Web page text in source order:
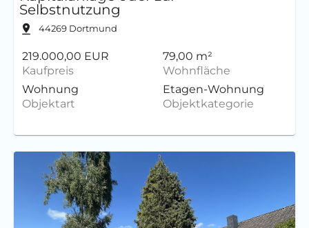
Selbstnutzung
44269 Dortmund
219.000,00 EUR
Kaufpreis
79,00 m²
Wohnfläche
Wohnung
Objektart
Etagen-Wohnung
Objektkategorie